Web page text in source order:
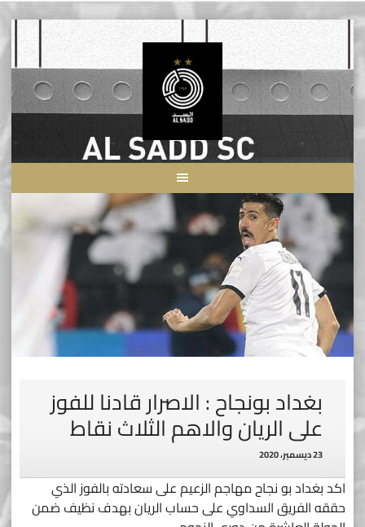
Skip
content
بغداد بونجاح : الاصرار قادنا للفوز
على الريان والاهم الثلاث نقاط
23 ديسمبر، 2020
اكد بغداد بو نجاح مهاجم الزعيم على سعادته بالفوز الذي
حققه الفريق السداوي على حساب الريان بهدف نظيف ضمن